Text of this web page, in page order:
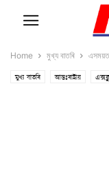
Home মুখ্য বাতৰি
মুখ্য বাতৰি আন্তঃৰাষ্ট্ৰীয়